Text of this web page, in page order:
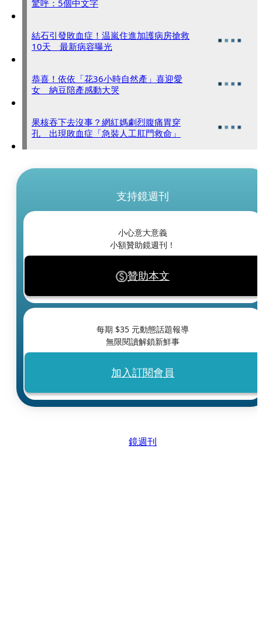
驚呼：5個中文字
結石引發敗血症！温嵐住進加護病房搶救
10天 最新病容曝光
恭喜！依依「花36小時自然產」喜迎愛
女 納豆陪產感動大哭
果核吞下去沒事？網紅媽劇烈腹痛胃穿
孔 出現敗血症「急裝人工肛門救命」
支持鏡週刊
小心意大意義
小額贊助鏡週刊！
贊助本文
每期 $35 元動態話題報導
無限閱讀解鎖新鮮事
加入訂閱會員
鏡週刊